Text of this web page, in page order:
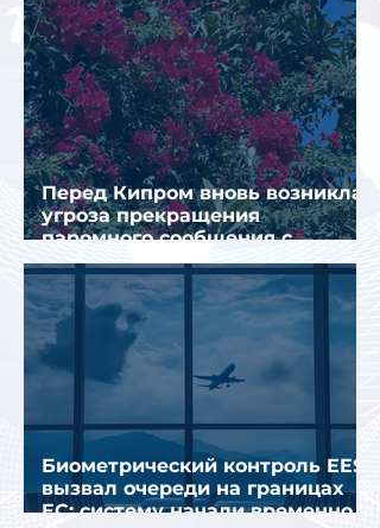
Перед Кипром вновь возникла
угроза прекращения
паромного сообщения с
Грецией
Биометрический контроль EES
вызвал очереди на границах
ЕС: систему начали временно